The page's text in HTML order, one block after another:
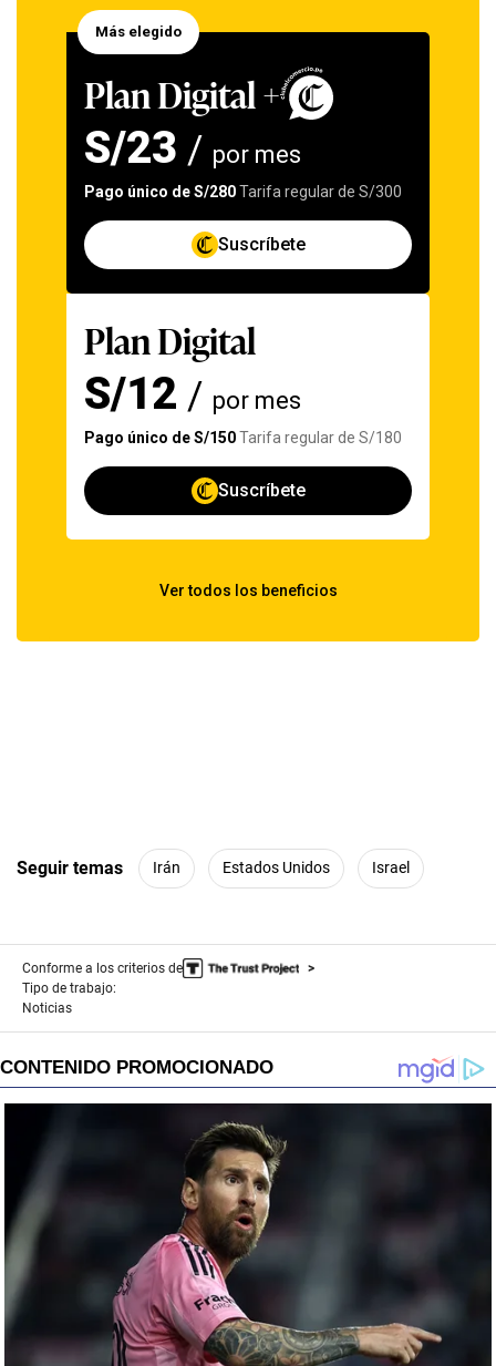
Seguir temas Irán Estados Unidos Israel
Conforme a los criterios de
Tipo de trabajo:
Noticias